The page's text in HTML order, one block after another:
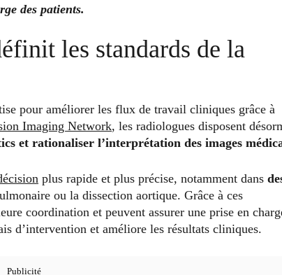
des patients.
les standards de la
pour améliorer les flux de travail cliniques grâce à
Imaging Network, les radiologues disposent
et rationaliser l’interprétation des images
plus rapide et plus précise, notamment dans
ou la dissection aortique. Grâce à ces
coordination et peuvent assurer une prise en
d’intervention et améliore les résultats cliniques.